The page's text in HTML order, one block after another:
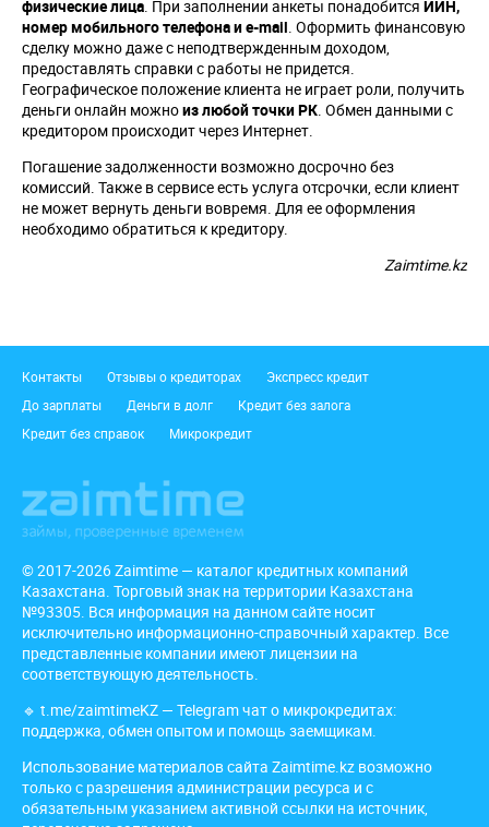
физические лица . При заполнении анкеты понадобится ИИН,
номер мобильного телефона и e-mail . Оформить финансовую
сделку можно даже с неподтвержденным доходом,
предоставлять справки с работы не придется.
Географическое положение клиента не играет роли, получить
деньги онлайн можноиз любой точки РК . Обмен данными с
кредитором происходит через Интернет.
Погашение задолженности возможно досрочно без
комиссий. Также в сервисе есть услуга отсрочки, если клиент
не может вернуть деньги вовремя. Для ее оформления
необходимо обратиться к кредитору.
Zaimtime.kz
Подвал
Контакты Отзывы о кредиторах
Экспресс кредит
До зарплаты
Деньги в долг
Кредит без залога
Кредит без справок
Микрокредит
© 2017-2026 Zaimtime — каталог кредитных компаний
Казахстана. Торговый знак на территории Казахстана
№93305. Вся информация на данном сайте носит
исключительно информационно-справочный характер. Все
представленные компании имеют лицензии на
соответствующую деятельность.
🔹 t.me/zaimtimeKZ — Telegram чат о микрокредитах:
поддержка, обмен опытом и помощь заемщикам.
Использование материалов сайта Zaimtime.kz возможно
только с разрешения администрации ресурса и с
обязательным указанием активной ссылки на источник,